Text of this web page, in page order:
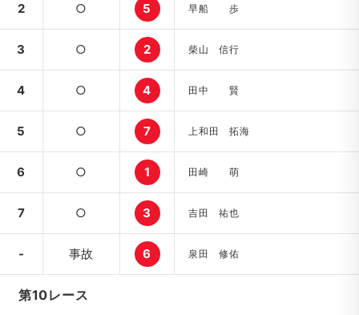
2 ○ 5 早船 歩
3 ○ 2 柴山 信行
4 ○ 4 田中 賢
5 ○ 7 上和田 拓海
6 ○ 1 田崎 萌
7 ○ 3 吉田 祐也
- 事故 6 泉田 修佑
第10レース